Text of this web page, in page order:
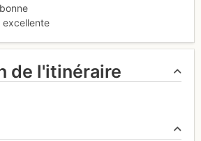
bonne
excellente
de l'itinéraire